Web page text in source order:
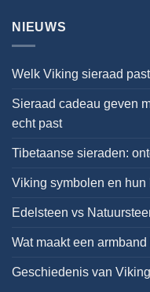
NIEUWS
Welk Viking sieraad
Sieraad cadeau geven
echt past
Tibetaanse sieraden:
Viking symbolen en
Edelsteen vs
Wat maakt een
Geschiedenis van